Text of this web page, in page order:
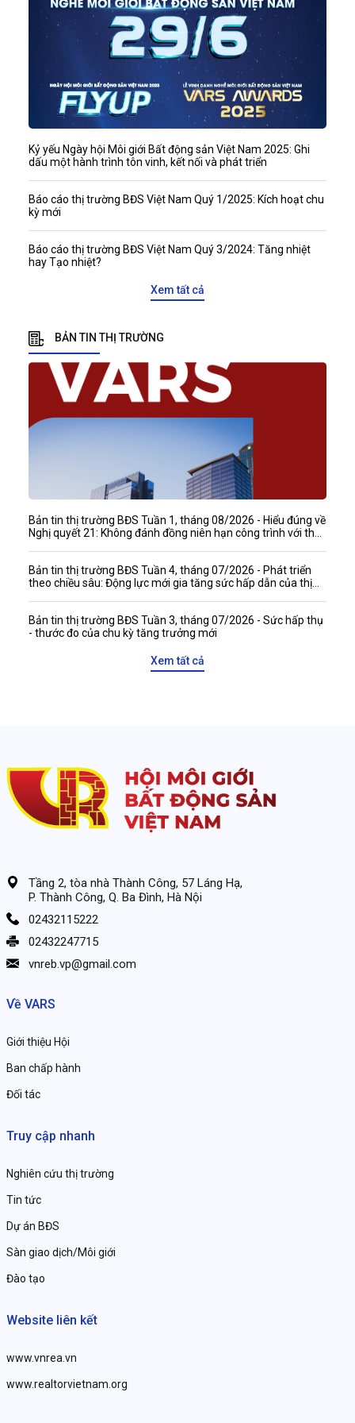
Kỷ yếu Ngày hội Môi giới Bất động sản Việt Nam 2025: Ghi
dấu một hành trình tôn vinh, kết nối và phát triển
Báo cáo thị trường BĐS Việt Nam Quý 1/2025: Kích hoạt chu
kỳ mới
Báo cáo thị trường BĐS Việt Nam Quý 3/2024: Tăng nhiệt
hay Tạo nhiệt?
Xem tất cả
BẢN TIN THỊ TRƯỜNG
Bản tin thị trường BĐS Tuần 1, tháng 08/2026 - Hiểu đúng về
Nghị quyết 21: Không đánh đồng niên hạn công trình với thời
Bản tin thị trường BĐS Tuần 4, tháng 07/2026 - Phát triển
theo chiều sâu: Động lực mới gia tăng sức hấp dẫn của thị
Bản tin thị trường BĐS Tuần 3, tháng 07/2026 - Sức hấp thụ
- thước đo của chu kỳ tăng trưởng mới
Xem tất cả
Tầng 2, tòa nhà Thành Công, 57 Láng Hạ,
P. Thành Công, Q. Ba Đình, Hà Nội
02432115222
02432247715
vnreb.vp@gmail.com
Về VARS
Giới thiệu Hội
Ban chấp hành
Đối tác
Truy cập nhanh
Nghiên cứu thị trường
Tin tức
Dự án BĐS
Sàn giao dịch/Môi giới
Đào tạo
Website liên kết
www.vnrea.vn
www.realtorvietnam.org